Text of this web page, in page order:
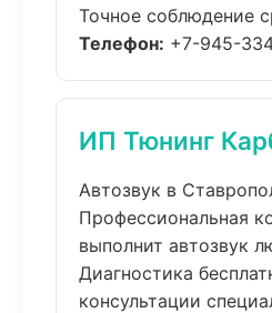
Точное соблюдение
Телефон: +7-945-
ИП Тюнинг
Автозвук в
Профессиональная
выполнит автозвук
Диагностика
консультации